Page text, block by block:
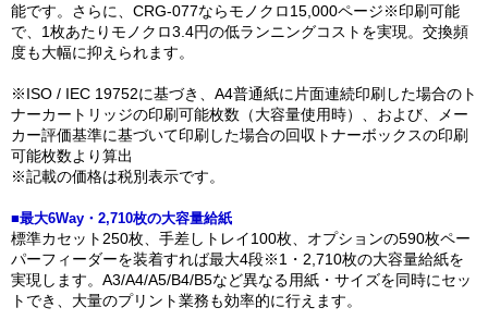
能です。さらに、CRG-077ならモノクロ15,000ページ※印刷可能
で、1枚あたりモノクロ3.4円の低ランニングコストを実現。交換頻
度も大幅に抑えられます。
※ISO / IEC 19752に基づき、A4普通紙に片面連続印刷した場合のト
ナーカートリッジの印刷可能枚数（大容量使用時）、および、メー
カー評価基準に基づいて印刷した場合の回収トナーボックスの印刷
可能枚数より算出
※記載の価格は税別表示です。
■最大6Way・2,710枚の大容量給紙
標準カセット250枚、手差しトレイ100枚、オプションの590枚ペー
パーフィーダーを装着すれば最大4段※1・2,710枚の大容量給紙を
実現します。A3/A4/A5/B4/B5など異なる用紙・サイズを同時にセッ
トでき、大量のプリント業務も効率的に行えます。